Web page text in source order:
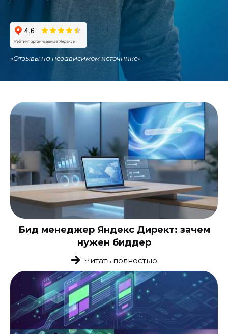
«Отзывы на независимом источнике»
Бид менеджер Яндекс Директ: зачем
нужен биддер
Читать полностью